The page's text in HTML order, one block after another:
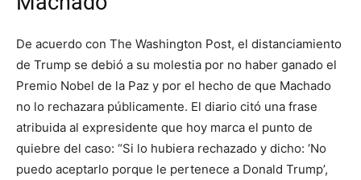
De acuerdo con The Washington Post, el distanciamiento
de Trump se debió a su molestia por no haber ganado el
Premio Nobel de la Paz y por el hecho de que Machado
no lo rechazara públicamente. El diario citó una frase
atribuida al expresidente que hoy marca el punto de
quiebre del caso: “Si lo hubiera rechazado y dicho: ‘No
puedo aceptarlo porque le pertenece a Donald Trump’,